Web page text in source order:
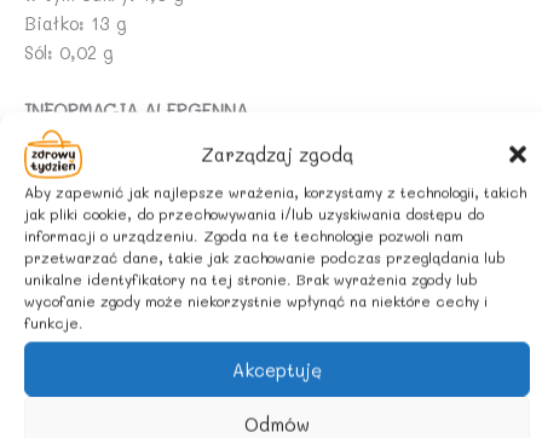
Zarządzaj zgodą
Aby zapewnić jak najlepsze wrażenia, korzystamy z technologii, takich
jak pliki cookie, do przechowywania i/lub uzyskiwania dostępu do
informacji o urządzeniu. Zgoda na te technologie pozwoli nam
przetwarzać dane, takie jak zachowanie podczas przeglądania lub
unikalne identyfikatory na tej stronie. Brak wyrażenia zgody lub
wycofanie zgody może niekorzystnie wpłynąć na niektóre cechy i
funkcje.
Akceptuję
Odmów
Białko: 13 g
Sól: 0,02 g
INFORMACJA ALERGENNA
Może zawierać alergeny: orzeszki ziemne i inne
orzechy, sezam, soję.
ZALECANE WARUNKI PRZECHOWYWANIA
Przechowywać w suchym i chłodnym miejscu.
Podobne produkty